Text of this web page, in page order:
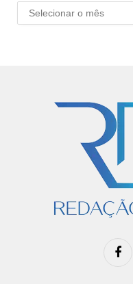
ARQUIVO